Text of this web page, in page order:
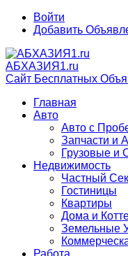
Войти
Добавить
АБХАЗИЯ1.ru
Сайт Бесплатных
Главная
Авто
Авто с
Запчасти и
Грузовые и
Недвижимость
Частный
Гостиницы
Квартиры
Дома и
Земельные
Работа